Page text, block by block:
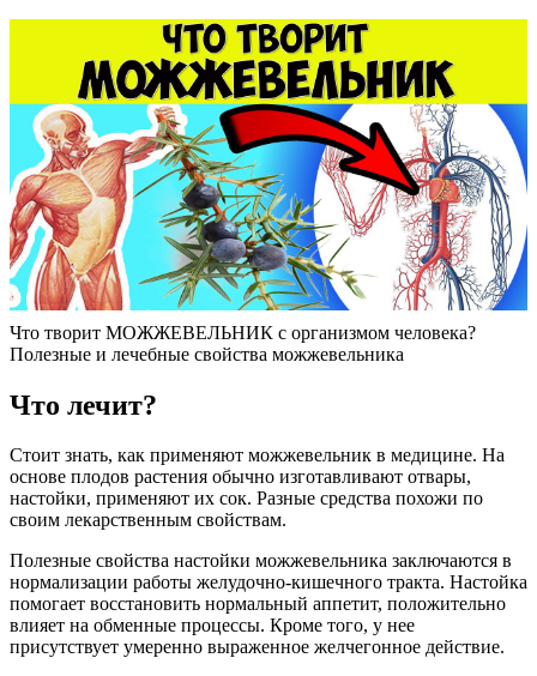
Что творит МОЖЖЕВЕЛЬНИК с организмом человека?
Полезные и лечебные свойства можжевельника
Что лечит?
Стоит знать, как применяют можжевельник в медицине. На
основе плодов растения обычно изготавливают отвары,
настойки, применяют их сок. Разные средства похожи по
своим лекарственным свойствам.
Полезные свойства настойки можжевельника заключаются в
нормализации работы желудочно-кишечного тракта. Настойка
помогает восстановить нормальный аппетит, положительно
влияет на обменные процессы. Кроме того, у нее
присутствует умеренно выраженное желчегонное действие.